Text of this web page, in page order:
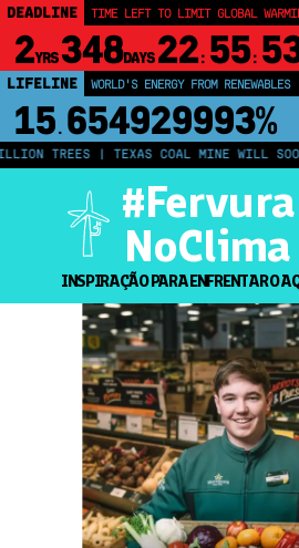
DEADLINE TIME LEFT TO LIMIT GLOBAL
2YRS348DAYS 22: 55:
LIFELINE LAND PROTECTED BY INDIGENOUS
43,500,000km²
TREES | TEXAS COAL MINE WILL
#Fervura
NoClima
INSPIRAÇÃO PARA ENFRENTAR O